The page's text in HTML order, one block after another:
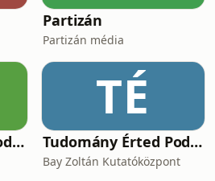
Partizán
Partizán média
Fantasy Besztlíg Podcast
TÉ
Tudomány Érted Podcast
Bay Zoltán Kutatóközpont